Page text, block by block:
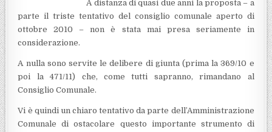
A distanza di quasi due anni la proposta – a
parte il triste tentativo del consiglio comunale aperto di
ottobre 2010 – non è stata mai presa seriamente in
considerazione.
A nulla sono servite le delibere di giunta (prima la 369/10 e
poi la 471/11) che, come tutti sapranno, rimandano al
Consiglio Comunale.
Vi è quindi un chiaro tentativo da parte dell’Amministrazione
Comunale di ostacolare questo importante strumento di